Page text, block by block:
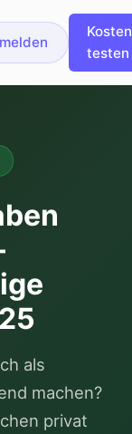
testen
als
machen?
privat